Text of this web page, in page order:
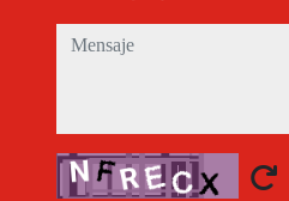
mensaje
Captcha